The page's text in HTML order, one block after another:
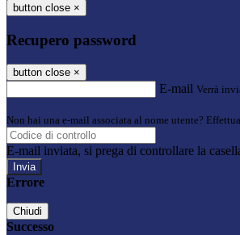
button close ×
Recupero password
button close ×
E-mail Verrà
Non hai una e-mail associata al nome utente?
E-mail inviata, si prega di controllare la
Errore
Chiudi
Successo